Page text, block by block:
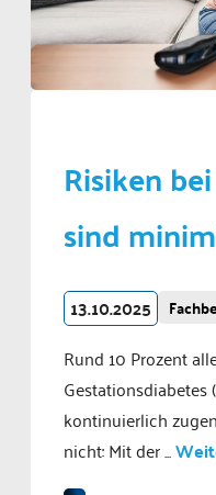
Risiken
sind
13.10.2025
Rund 10 Prozent
Gestationsdiabetes
kontinuierlich
nicht: Mit der ...